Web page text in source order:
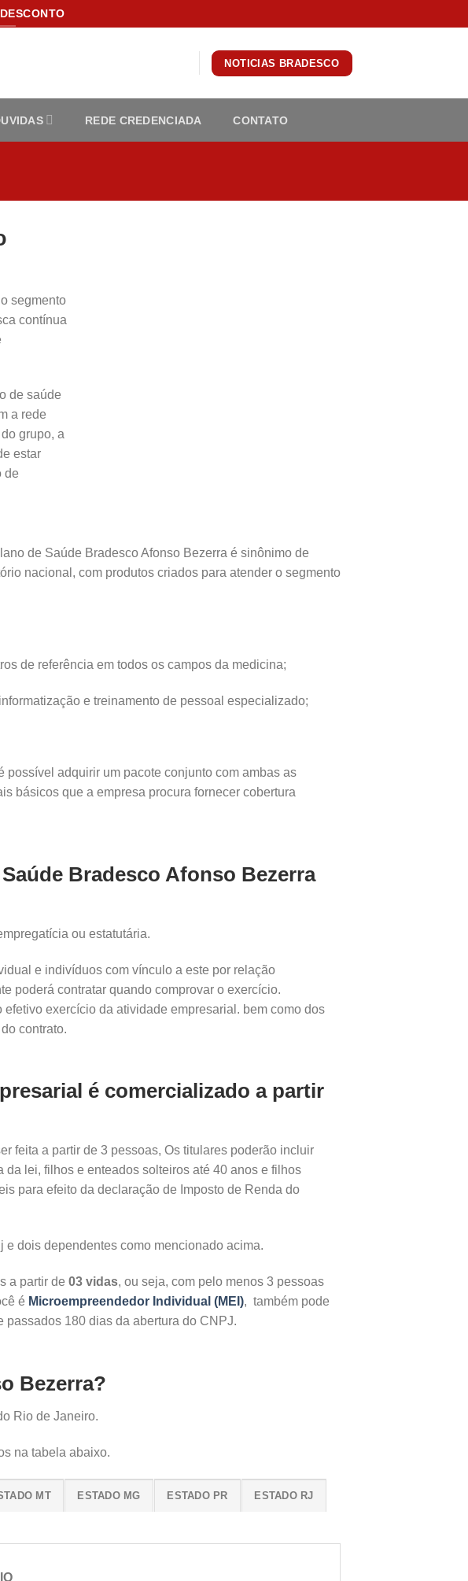
NOTICIAS BRADESCO
REDE CREDENCIADA CONTATO
segmento
contínua
de saúde
a rede
grupo, a
estar
de
de Saúde Bradesco Afonso Bezerra é sinônimo de
nacional, com produtos criados para atender o segmento
de referência em todos os campos da medicina;
e treinamento de pessoal especializado;
adquirir um pacote conjunto com ambas as
básicos que a empresa procura fornecer cobertura
Bradesco Afonso Bezerra
ou estatutária.
e indivíduos com vínculo a este por relação
poderá contratar quando comprovar o exercício.
exercício da atividade empresarial. bem como dos
contrato.
é comercializado a partir
feita a partir de 3 pessoas, Os titulares poderão incluir
lei, filhos e enteados solteiros até 40 anos e filhos
para efeito da declaração de Imposto de Renda do
dois dependentes como mencionado acima.
a partir de 03 vidas, ou seja, com pelo menos 3 pessoas
é Microempreendedor Individual (MEI), também pode
180 dias da abertura do CNPJ.
Bezerra?
Rio de Janeiro.
na tabela abaixo.
MT ESTADO MG ESTADO PR ESTADO RJ